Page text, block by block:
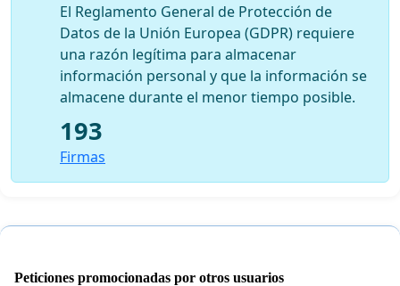
El Reglamento General de Protección de
Datos de la Unión Europea (GDPR) requiere
una razón legítima para almacenar
información personal y que la información se
almacene durante el menor tiempo posible.
193
Firmas
Peticiones promocionadas por otros usuarios